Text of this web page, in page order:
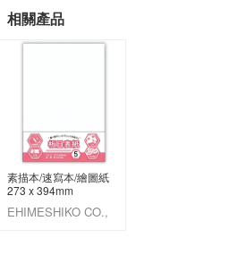
相關產品
素描本/速寫本/繪圖紙
273 x 394mm
EHIMESHIKO CO.,